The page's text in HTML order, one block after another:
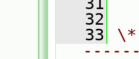
   32
   33